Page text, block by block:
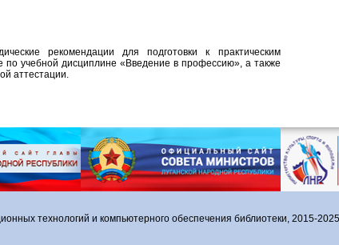
рекомендации для подготовки к практическим
по учебной дисциплине «Введение в профессию», а также
аттестации.
технологий и компьютерного обеспечения библиотеки, 2015-2025